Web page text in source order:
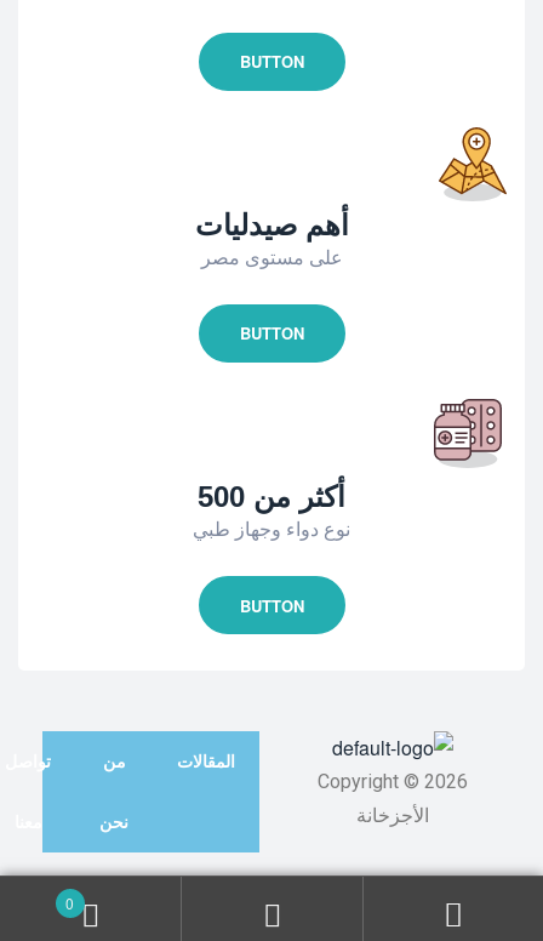
BUTTON
أهم صيدليات
على مستوى مصر
BUTTON
أكثر من 500
نوع دواء وجهاز طبي
BUTTON
Copyright © 2026
الأجزخانة
المقالات من
نحن
تواصل
0